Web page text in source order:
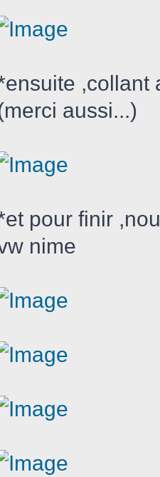
,collant
aussi...)
pour finir
nime